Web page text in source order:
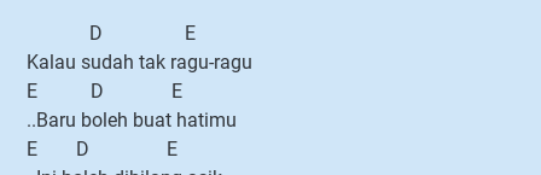
D E
Kalau sudah tak ragu-ragu
E D E
..Baru boleh buat hatimu
E D E